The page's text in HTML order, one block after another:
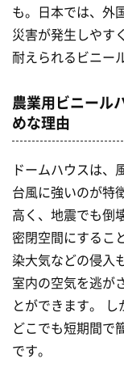
も。日本では、外
災害が発生しやす
耐えられるビニー
農業用ビニール
めな理由
ドームハウスは、
台風に強いのが特
高く、地震でも倒
密閉空間にするこ
染大気などの侵入
室内の空気を逃が
とができます。 し
どこでも短期間で
です。